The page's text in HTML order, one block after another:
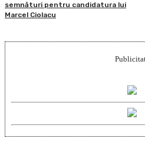
semnături pentru candidatura lui
Marcel Ciolacu